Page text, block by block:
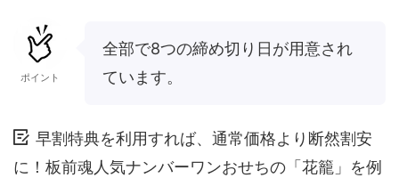
ポイント
全部で8つの締め切り日が用意され
ています。
早割特典を利用すれば、通常価格より断然割安
に！板前魂人気ナンバーワンおせちの「花籠」を例